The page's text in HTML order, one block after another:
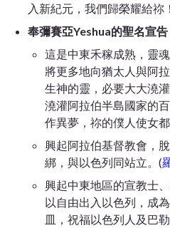
入新紀元，我們歸榮耀給祢！
奉彌賽亞Yeshua的聖名宣告
這是中東禾稼成熟，靈
將更多地向猶太人與阿
生神的靈，必要大大澆
澆灌阿拉伯半島國家的
作異夢，祢的僕人使女
興起阿拉伯基督教會，
綁，與以色列同站立。(
興起中東地區的宣教士
以自由出入以色列，成
皿，祝福以色列人及巴勒